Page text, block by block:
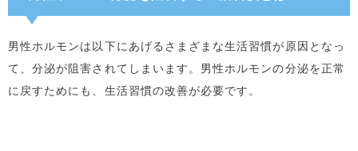
男性ホルモンは以下にあげるさまざまな生活習慣が原因となっ
て、分泌が阻害されてしまいます。男性ホルモンの分泌を正常
に戻すためにも、生活習慣の改善が必要です。